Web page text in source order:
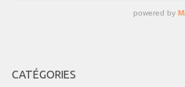
CATÉGORIES